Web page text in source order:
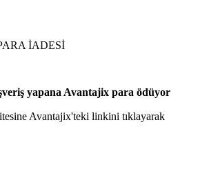
İADESİ
yapana Avantajix para ödüyor
Avantajix'teki linkini tıklayarak